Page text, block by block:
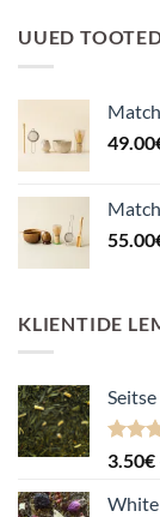
UUED
49.00
55.00
KLIENTIDE
3.50€